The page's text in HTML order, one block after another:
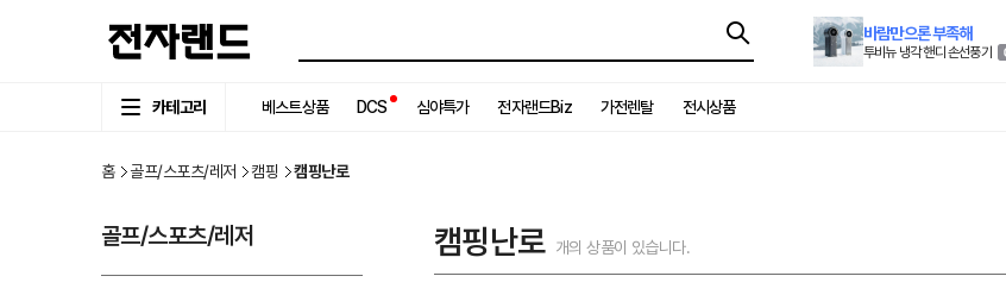
바람만으론 부족해
투비뉴 냉각 핸디 손선풍기
카테고리 베스트상품 DCS 심야특가 전자랜드Biz 가전렌탈 전시상품
홈 골프/스포츠/레저 캠핑 캠핑난로
골프/스포츠/레저 캠핑난로 개의 상품이 있습니다.